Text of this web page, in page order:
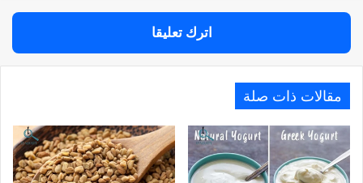
اترك تعليقا
مقالات ذات صلة